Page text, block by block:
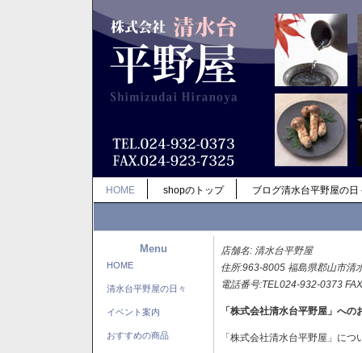
HOME shopのトップ ブログ清水台平野屋の日
Menu
HOME
清水台平野屋の日々
イベント案内
おすすめの商品
店舗名: 清水台平野屋
住所:963-8005 福島県郡山市清
電話番号:TEL024-932-0373
「株式会社清水台平野屋」への
「株式会社清水台平野屋」に